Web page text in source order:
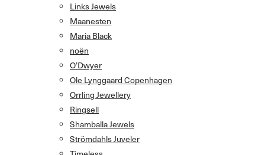
Links Jewels
Maanesten
Maria Black
noën
O’Dwyer
Ole Lynggaard Copenhagen
Orrling Jewellery
Ringsell
Shamballa Jewels
Strömdahls Juveler